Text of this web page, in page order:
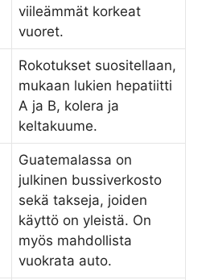
viileämmät korkeat
vuoret.
Rokotukset suositellaan,
mukaan lukien hepatiitti
A ja B, kolera ja
keltakuume.
Guatemalassa on
julkinen bussiverkosto
sekä takseja, joiden
käyttö on yleistä. On
myös mahdollista
vuokrata auto.